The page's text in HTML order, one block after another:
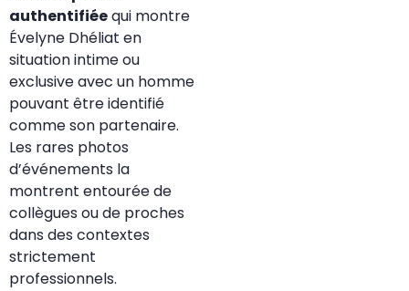
authentifiéequi montre
Évelyne Dhéliat en
situation intime ou
exclusive avec un homme
pouvant être identifié
comme son partenaire.
Les rares photos
d’événements la
montrent entourée de
collègues ou de proches
dans des contextes
strictement
professionnels.